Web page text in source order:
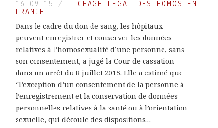
16·09·15 /
FICHAGE LÉGAL DES HOMOS EN
FRANCE
Dans le cadre du don de sang, les hôpitaux
peuvent enregistrer et conserver les données
relatives à l’homosexualité d’une personne, sans
son consentement, a jugé la Cour de cassation
dans un arrêt du 8 juillet 2015. Elle a estimé que
“l’exception d’un consentement de la personne à
l’enregistrement et la conservation de données
personnelles relatives à la santé ou à l’orientation
sexuelle, qui découle des dispositions…